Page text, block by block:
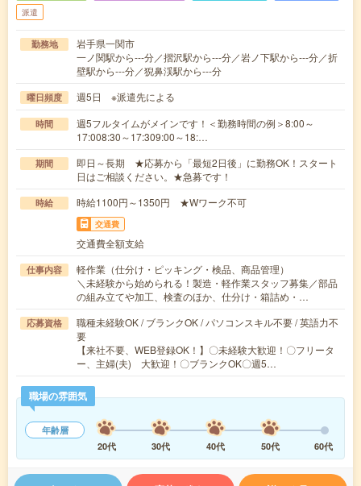
派遣
勤務地
岩手県一関市
一ノ関駅から---分／摺沢駅から---分／岩ノ下駅から---分／折
壁駅から---分／猊鼻渓駅から---分
曜日頻度 週5日 ※派遣先による
時間
週5フルタイムがメインです！＜勤務時間の例＞8:00～
17:008:30～17:309:00～18:…
期間
即日～長期 ★応募から「最短2日後」に勤務OK！スタート
日はご相談ください。★急募です！
時給 時給1100円～1350円 ★Wワーク不可
交通費
交通費全額支給
仕事内容
軽作業（仕分け・ピッキング・検品、商品管理）
＼未経験から始められる！製造・軽作業スタッフ募集／部品
の組み立てや加工、検査のほか、仕分け・箱詰め・…
応募資格
職種未経験OK / ブランクOK / パソコンスキル不要 / 英語力不
要
【来社不要、WEB登録OK！】〇未経験大歓迎！〇フリータ
ー、主婦(夫) 大歓迎！〇ブランクOK〇週5…
職場の雰囲気
年齢層
20代
30代 40代 50代 60代